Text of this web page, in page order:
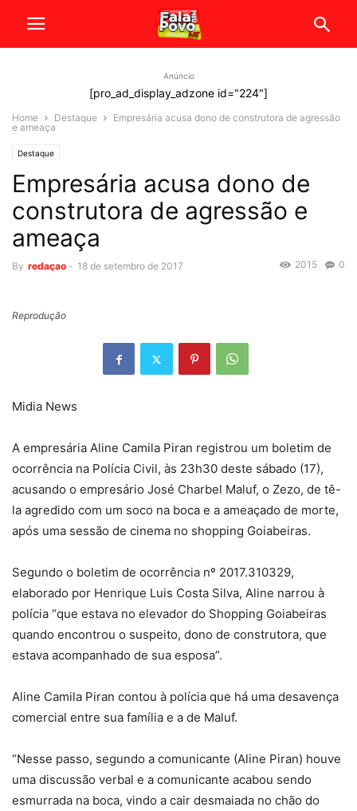
Anúncio
[pro_ad_display_adzone id="224"]
Home Destaque
Empresária acusa dono de construtora de agressão
e ameaça
Destaque
Empresária acusa dono de
construtora de agressão e
ameaça
By redaçao - 18 de setembro de 2017 0
2015
Reprodução
Midia News
A empresária Aline Camila Piran registrou um boletim de
ocorrência na Polícia Civil, às 23h30 deste sábado (17),
acusando o empresário José Charbel Maluf, o Zezo, de tê-
la agredido com um soco na boca e a ameaçado de morte,
após uma sessão de cinema no shopping Goiabeiras.
Segundo o boletim de ocorrência nº 2017.310329,
elaborado por Henrique Luis Costa Silva, Aline narrou à
polícia “que estava no elevador do Shopping Goiabeiras
quando encontrou o suspeito, dono de construtora, que
estava acompanhado de sua esposa”.
Aline Camila Piran contou à polícia que há uma desavença
comercial entre sua família e a de Maluf.
“Nesse passo, segundo a comunicante (Aline Piran) houve
uma discussão verbal e a comunicante acabou sendo
esmurrada na boca, vindo a cair desmaiada no chão do